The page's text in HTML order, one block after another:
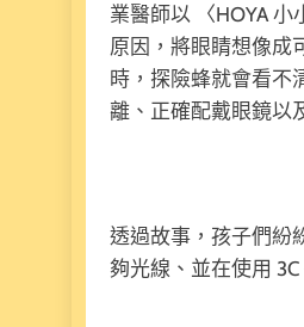
業醫師以 〈HOYA
原因，將眼睛想像成
時，探險蜂就會看不
離、正確配戴眼鏡以
透過故事，孩子們紛
夠光線、並在使用